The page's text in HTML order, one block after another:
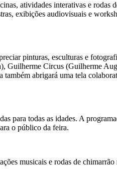
atividades interativas e rodas
exibições audiovisuais e
pinturas, esculturas e
Guilherme Circus (Guilherme
abrigará uma tela
para todas as idades. A
o público da feira.
musicais e rodas de